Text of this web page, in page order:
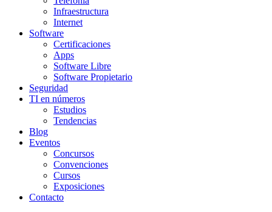
Infraestructura
Internet
Software
Certificaciones
Apps
Software Libre
Software Propietario
Seguridad
TI en números
Estudios
Tendencias
Blog
Eventos
Concursos
Convenciones
Cursos
Exposiciones
Contacto